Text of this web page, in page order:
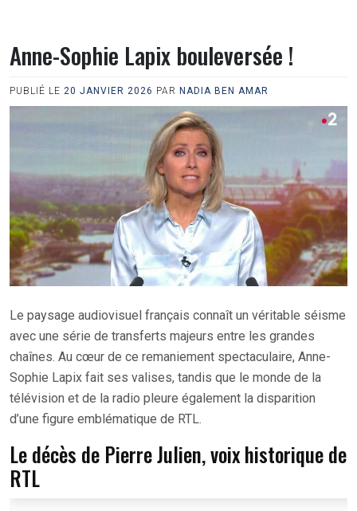
Anne-Sophie Lapix bouleversée !
PUBLIÉ LE 20 JANVIER 2026 PAR NADIA BEN AMAR
Le paysage audiovisuel français connaît un véritable séisme
avec une série de transferts majeurs entre les grandes
chaînes. Au cœur de ce remaniement spectaculaire, Anne-
Sophie Lapix fait ses valises, tandis que le monde de la
télévision et de la radio pleure également la disparition
d’une figure emblématique de RTL.
Le décès de Pierre Julien, voix historique de
RTL